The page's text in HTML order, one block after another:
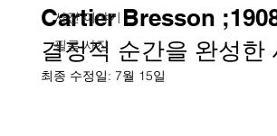
사진 이야기
필름 사진
Cartier Bresson
결정적 순간을 완성한
최종 수정일: 7월 15일